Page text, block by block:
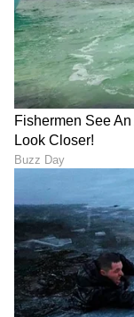
LATEST VIDEOS
"ರಾಜಕೀಯ
ಕನಕೋತ್ಸವದಲ್ಲಿ
Shetty speech
ಶೇ.50 ರಿಂದ
ಟ್ರಂಪ್ ಐತಿಹಾಸಿಕ
Trade Deal |